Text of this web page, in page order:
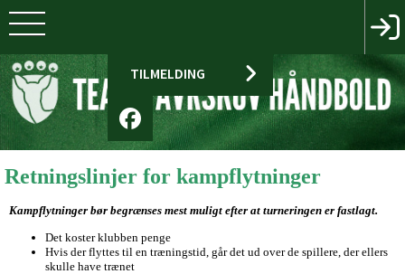
TILMELDING
Retningslinjer for kampflytninger
Kampflytninger bør begrænses mest muligt efter at turneringen er fastlagt.
Det koster klubben penge
Hvis der flyttes til en træningstid, går det ud over de spillere, der ellers
skulle have trænet